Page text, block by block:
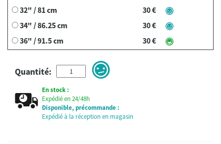
32" / 81 cm
30 €
34" / 86.25 cm
30 €
36" / 91.5 cm
30 €
Quantité:
En stock :
Expédié en 24/48h
Disponible, précommande :
Expédié à la réception en magasin